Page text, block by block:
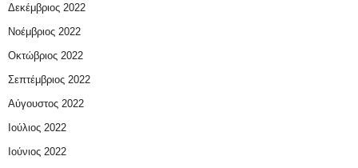
Δεκέμβριος 2022
Νοέμβριος 2022
Οκτώβριος 2022
Σεπτέμβριος 2022
Αύγουστος 2022
Ιούλιος 2022
Ιούνιος 2022